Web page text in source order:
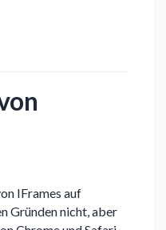
IFrames auf
Gründen nicht, aber